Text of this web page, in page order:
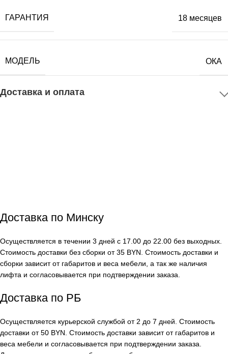
ГАРАНТИЯ 18 месяцев
МОДЕЛЬ ОКА
Доставка и оплата
Доставка по Минску
Осуществляется в течении 3 дней с 17.00 до 22.00 без выходных.
Стоимость доставки без сборки от 35 BYN. Стоимость доставки и
сборки зависит от габаритов и веса мебели, а так же наличия
лифта и согласовывается при подтверждении заказа.
Доставка по РБ
Осуществляется курьерской службой от 2 до 7 дней. Стоимость
доставки от 50 BYN. Стоимость доставки зависит от габаритов и
веса мебели и согласовывается при подтверждении заказа.